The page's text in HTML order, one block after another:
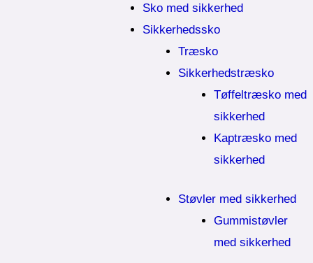
Sko med sikkerhed
Sikkerhedssko
Træsko
Sikkerhedstræsko
Tøffeltræsko med
sikkerhed
Kaptræsko med
sikkerhed
Støvler med sikkerhed
Gummistøvler
med sikkerhed